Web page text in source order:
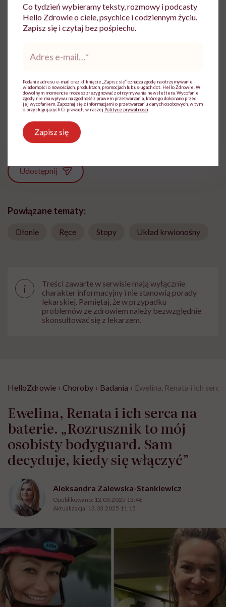
niewydolność nerek,choroby autoimmunologiczne
Publikowała m.in. w Onecie, Elle, National
Geographic, Forbes. Jest autorką tekstów o
tematyce społecznej i psychologicznej
Zobacz profil
Udostępnij
Powiązane tematy:
Dłonie Ręce Stopy Układ krwionośny
i
Treści zawarte w serwisie mają wyłącznie
charakter informacyjny i nie stanowią porady
lekarskiej. Pamiętaj, że w przypadku
problemów ze zdrowiem należy bezwzględnie
skonsultować się z lekarzem.
HelloZdrowie › Choroby › Badania › Ewelina, Renata i ich
Ewelina, Renata i ich serca na
baterie. „Rozrusznik to mój
osobisty bodyguard. Sam
decyduje, kiedy się włączyć”
Aleksandra Zalewska-Stankiewicz
Opublikowano: 12.03.2025 13:46
Aktualizacja: 13.03.2025 11:15
Co tydzień wybieramy teksty, rozmowy i podcasty
Hello Zdrowie o ciele, psychice i codziennym życiu.
Zapisz się i czytaj bez pośpiechu.
mail*
Podanie adresu e-mail oraz kliknięcie „Zapisz się” oznacza zgodę na otrzymywanie
wiadomości o nowościach, produktach, promocjach lub usługach dot. Hello Zdrowie. W
dowolnym momencie możesz zrezygnować z otrzymywania newslettera. Wycofanie
zgody nie ma wpływu na zgodność z prawem przetwarzania, którego dokonano przed
jej wycofaniem. Zapoznaj się z informacjami o przetwarzaniu danych osobowych, w tym
o przysługujących Ci prawach, w naszej Polityce prywatności
Zapisz się